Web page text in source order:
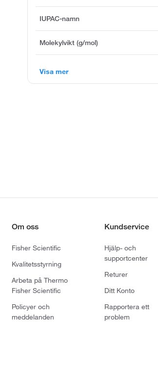
IUPAC-namn
Molekylvikt (g/mol)
Visa mer
Om oss
Fisher Scientific
Kvalitetsstyrning
Arbeta på Thermo
Fisher Scientific
Policyer och
meddelanden
Kundservice
Hjälp- och
supportcenter
Returer
Ditt Konto
Rapportera ett
problem